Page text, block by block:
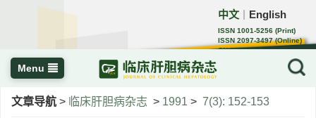
中文 English
ISSN 1001-5256 (Print)
ISSN 2097-3497 (Online)
CN 22-1108/R
Menu
文章导航 > 临床肝胆病杂志 > 1991 > 7(3): 152-153